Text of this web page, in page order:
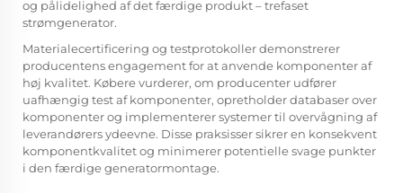
og pålidelighed af det færdige produkt – trefaset
strømgenerator.
Materialecertificering og testprotokoller demonstrerer
producentens engagement for at anvende komponenter af
høj kvalitet. Købere vurderer, om producenter udfører
uafhængig test af komponenter, opretholder databaser over
komponenter og implementerer systemer til overvågning af
leverandørers ydeevne. Disse praksisser sikrer en konsekvent
komponentkvalitet og minimerer potentielle svage punkter
i den færdige generatormontage.